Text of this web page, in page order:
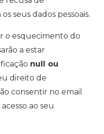
seus dados pessoais.
o esquecimento do
a estar
null ou
direito de
consentir no email
ao seu